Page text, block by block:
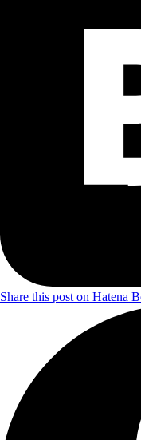
Share this post on Hatena